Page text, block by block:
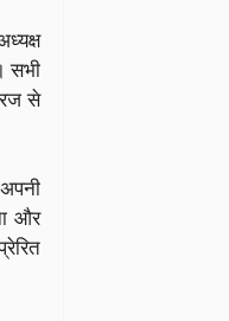
सभी
से
और